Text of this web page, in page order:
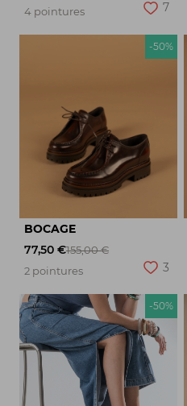
4 pointures
7
-50%
BOCAGE
77,50 €155,00 €
2 pointures
3
-50%